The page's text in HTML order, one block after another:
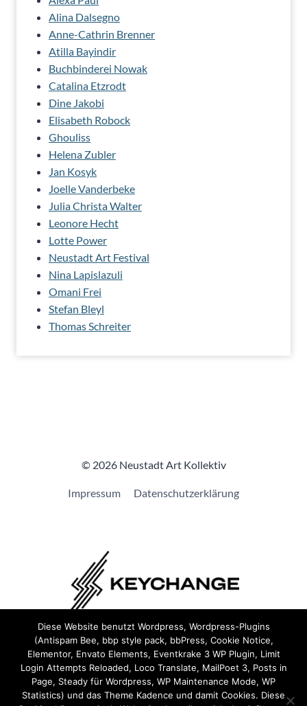
Alina Dalsegno
Anne-Cathrin Brenner
Atilla Bayindir
Buchbinderei Nowak
Catalina Etzrodt
Dine Jakobi
Elisabeth Robock
Ghouliss
Helena Zubler
Jan Kosyk
Joelle Vanderbeke
Julia Christa Walter
Leonore Hecht
Lotte Power
Neustadt Art Festival
Nina Lapislazuli
Omani Frei
Stefan Bleyl
Thomas Schreiter
© 2026 Neustadt Art Kollektiv
Impressum Datenschutzerklärung
Wir sind Teil vonKeychange und haben einePledge
unterzeichnet.
Diese Website benutzt Wordpress, Wordpress-Plugins
(Antispam Bee, bbp style pack, bbPress, Cookie Notice,
Elementor, Envato Elements, Eventkrake 3 WP Plugin, Limit
Login Attempts Reloaded, Loco Translate, MailPoet 3, Posts in
Page, Steady für Wordpress, WP Maintenance Mode, WP
Statistics) und das Theme Kadence und damit Cookies. Diese